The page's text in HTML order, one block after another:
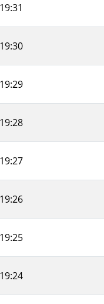
19:31
19:30
19:29
19:28
19:27
19:26
19:25
19:24